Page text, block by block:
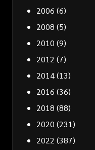
2006 (6)
2008 (5)
2010 (9)
2012 (7)
2014(13)
2016 (36)
2018 (88)
2020 (231)
2022 (387)